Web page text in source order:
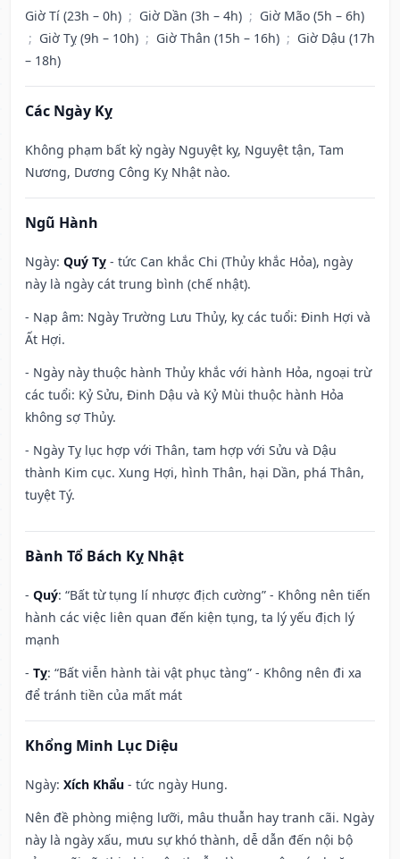
Giờ Tí (23h – 0h) ; Giờ Dần (3h – 4h) ; Giờ Mão (5h – 6h)
; Giờ Tỵ (9h – 10h) ; Giờ Thân (15h – 16h) ; Giờ Dậu (17h
– 18h)
Các Ngày Kỵ
Không phạm bất kỳ ngày Nguyệt kỵ, Nguyệt tận, Tam
Nương, Dương Công Kỵ Nhật nào.
Ngũ Hành
Ngày: Quý Tỵ - tức Can khắc Chi (Thủy khắc Hỏa), ngày
này là ngày cát trung bình (chế nhật).
- Nạp âm: Ngày Trường Lưu Thủy, kỵ các tuổi: Đinh Hợi và
Ất Hợi.
- Ngày này thuộc hành Thủy khắc với hành Hỏa, ngoại trừ
các tuổi: Kỷ Sửu, Đinh Dậu và Kỷ Mùi thuộc hành Hỏa
không sợ Thủy.
- Ngày Tỵ lục hợp với Thân, tam hợp với Sửu và Dậu
thành Kim cục. Xung Hợi, hình Thân, hại Dần, phá Thân,
tuyệt Tý.
Bành Tổ Bách Kỵ Nhật
- Quý: “Bất từ tụng lí nhược địch cường” - Không nên tiến
hành các việc liên quan đến kiện tụng, ta lý yếu địch lý
mạnh
- Tỵ: “Bất viễn hành tài vật phục tàng” - Không nên đi xa
để tránh tiền của mất mát
Khổng Minh Lục Diệu
Ngày: Xích Khẩu - tức ngày Hung.
Nên đề phòng miệng lưỡi, mâu thuẫn hay tranh cãi. Ngày
này là ngày xấu, mưu sự khó thành, dễ dẫn đến nội bộ